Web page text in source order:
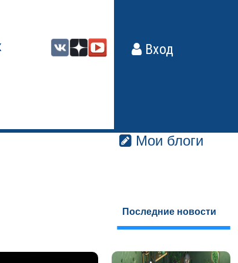
Вход
Мои блоги
Последние новости